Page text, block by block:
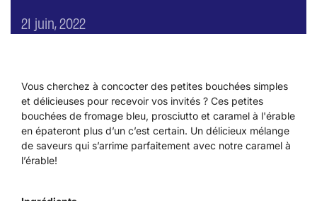
21 juin, 2022
Vous cherchez à concocter des petites bouchées simples
et délicieuses pour recevoir vos invités ? Ces petites
bouchées de fromage bleu, prosciutto et caramel à l'érable
en épateront plus d’un c’est certain. Un délicieux mélange
de saveurs qui s’arrime parfaitement avec notre caramel à
l’érable!